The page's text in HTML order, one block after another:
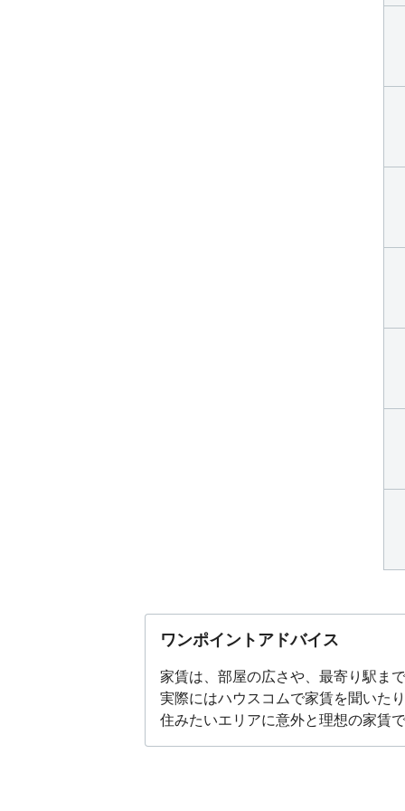
ワンポイントアドバイス
家賃は、部屋の広さや、最寄り駅ま
実際にはハウスコムで家賃を聞いた
住みたいエリアに意外と理想の家賃